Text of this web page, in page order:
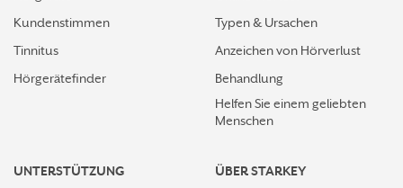
Kundenstimmen
Tinnitus
Hörgerätefinder
Typen & Ursachen
Anzeichen von Hörverlust
Behandlung
Helfen Sie einem geliebten
Menschen
UNTERSTÜTZUNG
ÜBER STARKEY